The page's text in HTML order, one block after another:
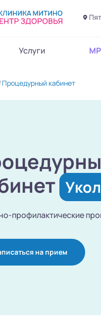
Услуги
Процедурный кабинет
профилактические
на прием